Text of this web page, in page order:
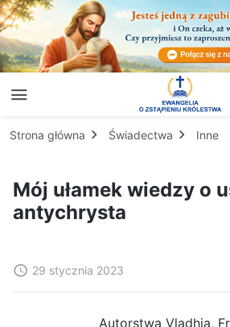
Strona główna Świadectwa Inne
Mój ułamek wiedzy o
antychrysta
29 stycznia 2023
Autorstwa Vladhia,